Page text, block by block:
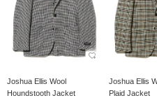
Joshua Ellis Wool
Houndstooth Jacket
Joshua Ellis
Plaid Jacket